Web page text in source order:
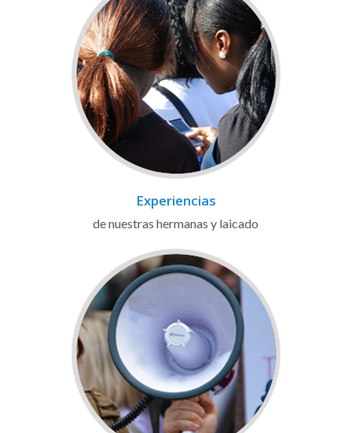
Experiencias
de nuestras hermanas y laicado